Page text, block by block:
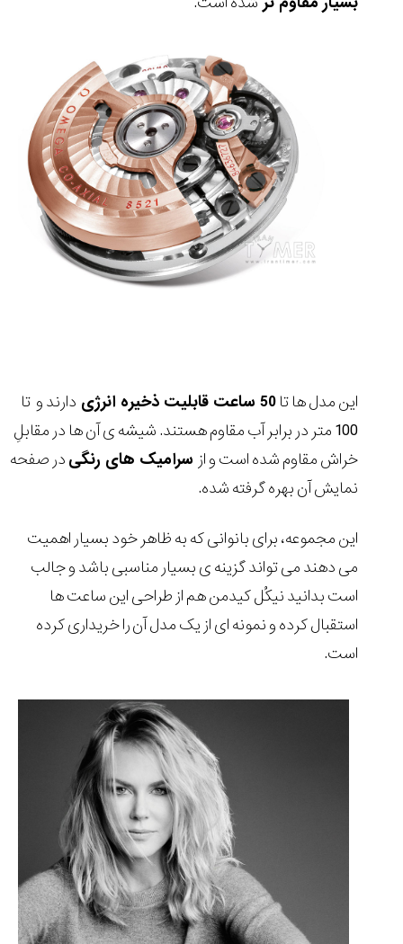
این مدل ها تا50 ساعت قابلیت ذخیره انرژی
دارند و تا
100 متر در برابر آب مقاوم هستند. شیشه ی آن ها در مقابلِ
خراش مقاوم شده است و از سرامیک های رنگیدر صفحه
نمایش آن بهره گرفته شده.
این مجموعه، برای بانوانی که به ظاهر خود بسیار اهمیت
می دهند می تواند گزینه ی بسیار مناسبی باشد وجالب
است بدانید نیکُل کیدمن هم از طراحی این ساعت ها
استقبال کرده و نمونه ای از یک مدل آن را خریداری کرده
است.